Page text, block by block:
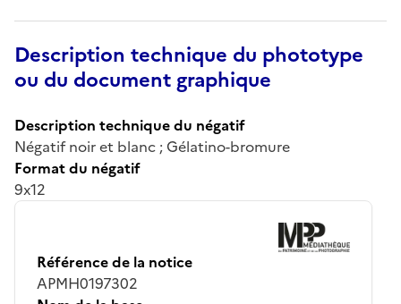
Description technique du phototype
ou du document graphique
Description technique du négatif
Négatif noir et blanc ; Gélatino-bromure
Format du négatif
9x12
Référence de la notice
APMH0197302